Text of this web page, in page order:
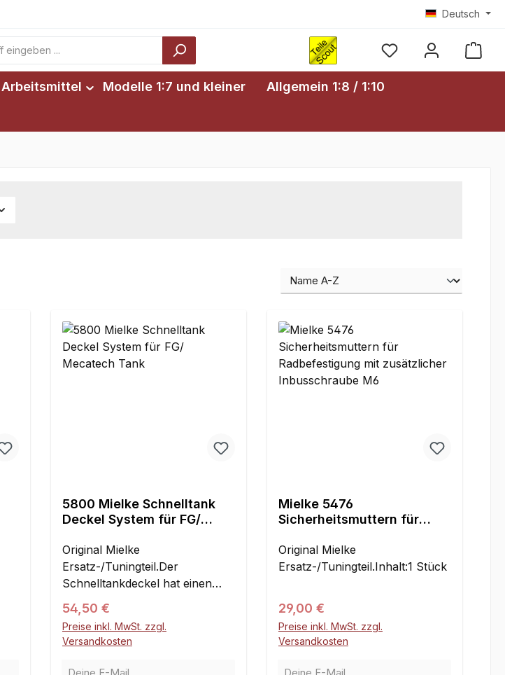
Deutsch
Arbeitsmittel Modelle 1:7 und kleiner Allgemein 1:8 / 1:10
5800 Mielke Schnelltank
Deckel System für FG/
Original Mielke
Ersatz-/Tuningteil.Der
Schnelltankdeckel hat einen
Schaft mit Gewinde, um ihn in
den Tank zu schrauben. Ein O-
Ring dichtet die Verbindung ab.
Der Deckel läst sich in die
gewünschte Position drehen,
Regulärer Preis:
54,50 €
Preise inkl. MwSt. zzgl.
Versandkosten
Deine E-Mail
Mielke 5476
Sicherheitsmuttern für
zusätzlicher Inbusschraube
M6
Original Mielke
Ersatz-/Tuningteil.Inhalt:1 Stück
Regulärer Preis:
29,00 €
Preise inkl. MwSt. zzgl.
Versandkosten
Deine E-Mail